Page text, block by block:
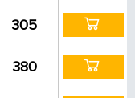
305
380